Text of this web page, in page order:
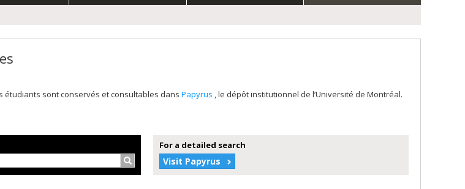
étudiants sont conservés et consultables dans Papyrus , le dépôt institutionnel de l’Université de Montréal.
Search…
For a detailed search
Visit Papyrus